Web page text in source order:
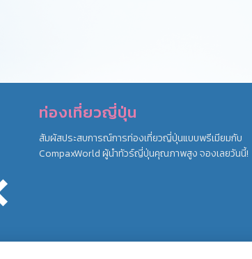
ท่องเที่ยวญี่ปุ่น
สัมผัสประสบการณ์การท่องเที่ยวญี่ปุ่นแบบพรีเมียมกับ
CompaxWorld ผู้นำทัวร์ญี่ปุ่นคุณภาพสูง จองเลยวันนี้!